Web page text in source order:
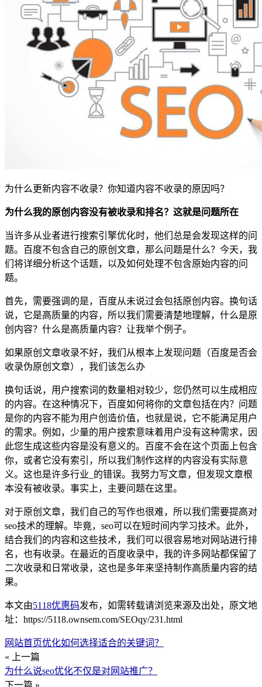
为什么更新内容不收录？你知道内容不收录的原因吗？
为什么我的原创内容没有被收录和排名？这就是问题所在
当许多从业者进行搜索引擎优化时，他们总是会发现这样的问
题。百度不包含自己的原创文章，那么问题是什么？今天，我
们将详细分析这个话题，以及如何处理不包含原始内容的问
题。
首先，需要强调的是，百度从未说过会包括原创内容。换句话
说，它是高质量的内容，所以我们需要清楚地理解，什么是原
创内容？什么是高质量内容？让我举个例子。
如果原创文章收录不好，我们从根本上发现问题（百度是否会
收录伪原创文章），我们该怎么办
换句话说，用户搜索词的数量相对较少，您仍然可以生成相应
的内容。在这种情况下，百度如何将你的文章包括在内？问题
是你的内容不能为用户创造价值，也就是说，它不能满足用户
的需求。例如，少量的用户搜索意味着用户没有这种需求，因
此您生成这些内容是没有意义的。百度不会在这个页面上包含
你，或者它没有索引，所以我们制作这样的内容没有实际意
义。这也是许多行业_的错误。我努力写文章，但发现文章根
本没有被收录。事实上，主要问题在这里。
对于原创文章，我们自己的写作也很难，所以我们需要提高对
seo技术的理解。毕竟，seo可以在短时间内学习技术。此外，
结合我们的内容和这些技术，我们可以很容易地对网站进行排
名，也有收录。在最近的百度收录中，我的许多网站都保留了
二次收录和日常收录，这也是多年来坚持制作高质量内容的结
果。
本文由5118优惠码发布，如需转载请浏览来源及出处，原文地
址：https://5118.ownsem.com/SEOqy/231.html
网站首页优化如何选择适合的关键词？
« 上一篇
为什么说seo优化不仅是对网站推广？